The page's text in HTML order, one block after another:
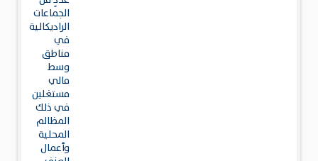
الجماعات
الراديكالية
في
مناطق
وسط
مالي
مستغلين
في ذلك
المظالم
المحلية
وأعمال